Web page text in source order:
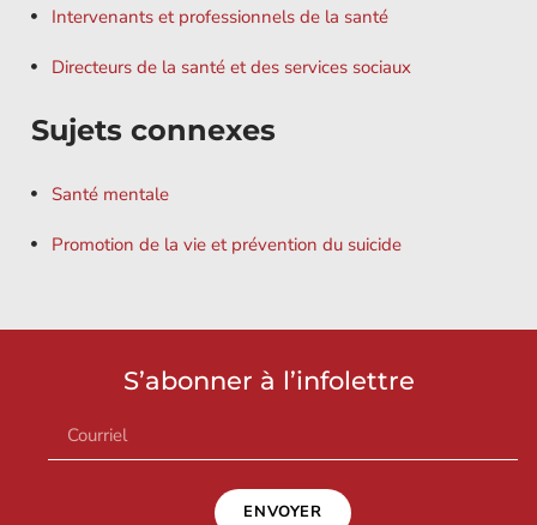
Intervenants et professionnels de la santé
Directeurs de la santé et des services sociaux
Sujets connexes
Santé mentale
Promotion de la vie et prévention du suicide
S’abonner à l’infolettre
ENVOYER